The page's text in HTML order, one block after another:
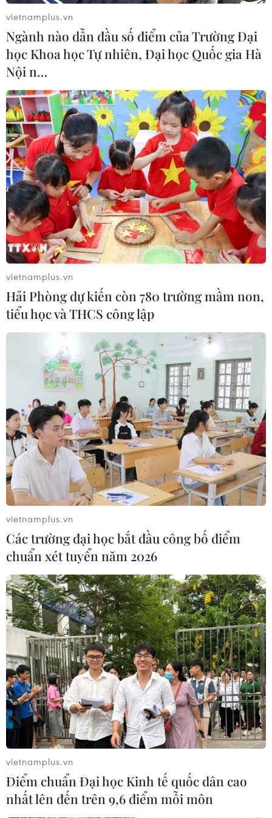
#Chung cư cao cấp #VinCity
#Thành phố thể thao
#Bất động sản
#Đô thị thông minh
#Giá đất phía tây Hà Nội
#Trình độ dân trí
#Doanh nghiệp FDI
TP. Hà Nội
Theo dõi VietnamPlus
TIN LIÊN QUAN
Nghỉ dưỡng tuổi già và trăm nỗi băn
khoăn về cuộc sống hưu trí
16/11/2018 07:38
Khi tuổi tác đã cao, người lớn tuổi không còn thích sự ồn
ào, sôi nổi đầy bon chen nữa mà có xu hướng tìm đến
những không gian trong lành, môi trường yên tĩnh, hòa
mình vào thiên nhiên.
vietnamplus.vn
Ngành nào dẫn đầu số điểm của Trường Đại
học Khoa học Tự nhiên, Đại học Quốc gia Hà
Nội n…
vietnamplus.vn
Hải Phòng dự kiến còn 780 trường mầm non,
tiểu học và THCS công lập
vietnamplus.vn
Các trường đại học bắt đầu công bố điểm
chuẩn xét tuyển năm 2026
vietnamplus.vn
Điểm chuẩn Đại học Kinh tế quốc dân cao
nhất lên đến trên 9,6 điểm mỗi môn